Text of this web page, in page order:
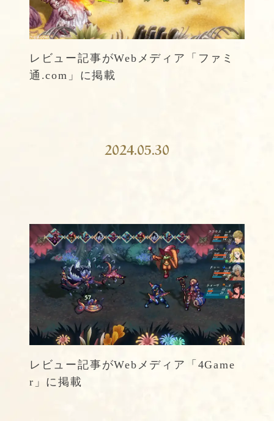
レビュー記事がWebメディア「ファミ
通.com」に掲載
2024.05.30
レビュー記事がWebメディア「4Game
r」に掲載